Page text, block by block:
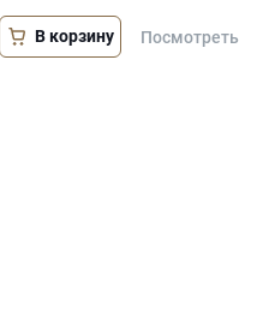
В корзину Посмотреть